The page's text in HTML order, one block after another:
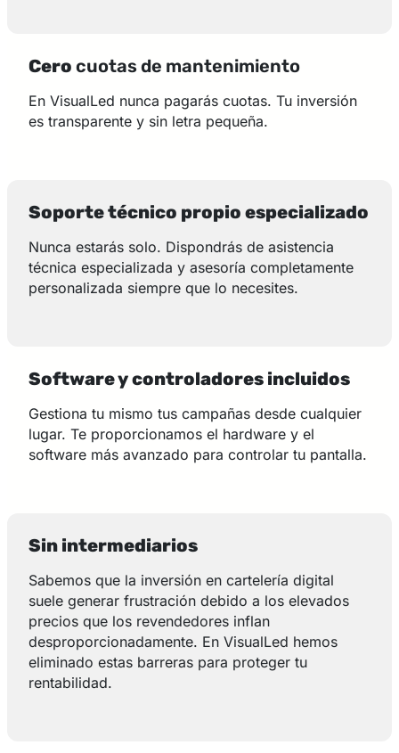
Cero cuotas de mantenimiento
En VisualLed nunca pagarás cuotas. Tu inversión
es transparente y sin letra pequeña.
Soporte técnico propio especializado
Nunca estarás solo. Dispondrás de asistencia
técnica especializada y asesoría completamente
personalizada siempre que lo necesites.
Software y controladores incluidos
Gestiona tu mismo tus campañas desde cualquier
lugar. Te proporcionamos el hardware y el
software más avanzado para controlar tu pantalla.
Sin intermediarios
Sabemos que la inversión en cartelería digital
suele generar frustración debido a los elevados
precios que los revendedores inflan
desproporcionadamente. En VisualLed hemos
eliminado estas barreras para proteger tu
rentabilidad.